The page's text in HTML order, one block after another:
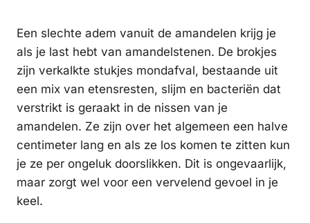
Een slechte adem vanuit de amandelen krijg je
als je last hebt van amandelstenen. De brokjes
zijn verkalkte stukjes mondafval, bestaande uit
een mix van etensresten, slijm en bacteriën dat
verstrikt is geraakt in de nissen van je
amandelen. Ze zijn over het algemeen een halve
centimeter lang en als ze los komen te zitten kun
je ze per ongeluk doorslikken. Dit is ongevaarlijk,
maar zorgt wel voor een vervelend gevoel in je
keel.